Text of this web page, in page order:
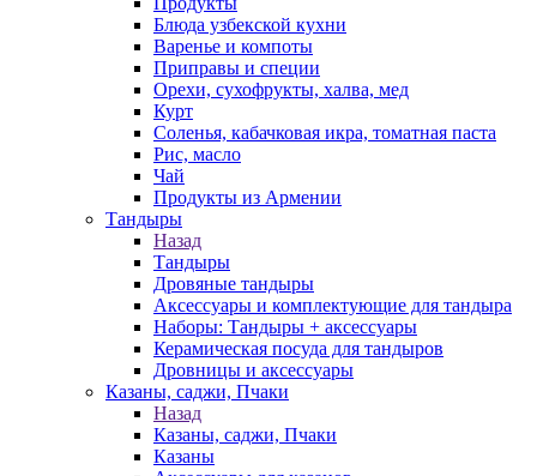
Блюда узбекской кухни
Варенье и компоты
Приправы и специи
Орехи, сухофрукты, халва, мед
Курт
Соленья, кабачковая икра, томатная паста
Рис, масло
Чай
Продукты из Армении
Тандыры
Назад
Тандыры
Дровяные тандыры
Аксессуары и комплектующие для тандыра
Наборы: Тандыры + аксессуары
Керамическая посуда для тандыров
Дровницы и аксессуары
Казаны, саджи, Пчаки
Назад
Казаны, саджи, Пчаки
Казаны